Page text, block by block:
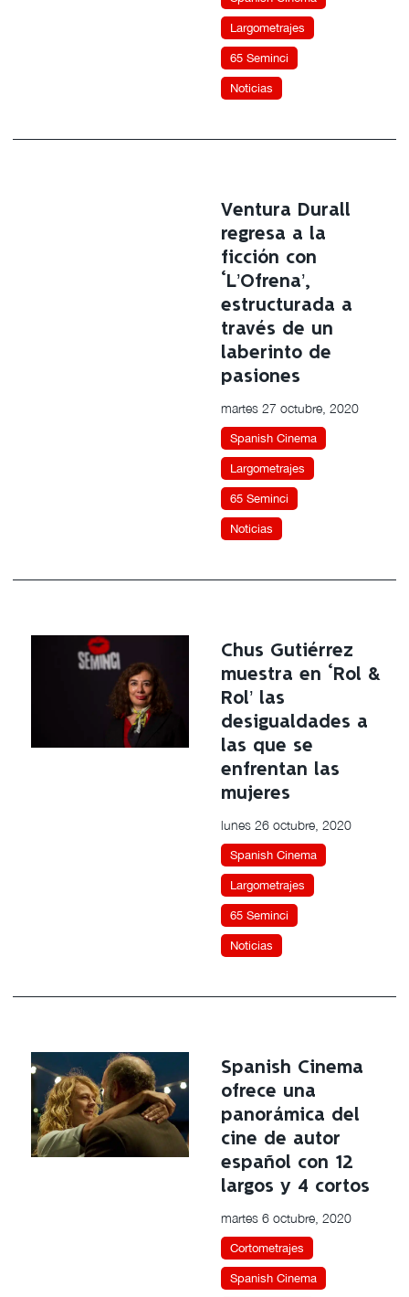
Largometrajes
65 Seminci
Noticias
Ventura Durall
regresa a la
ficción con
‘L’Ofrena’,
estructurada a
través de un
laberinto de
pasiones
martes 27 octubre, 2020
Spanish Cinema
Largometrajes
65 Seminci
Noticias
Chus Gutiérrez
muestra en ‘Rol &
Rol’ las
desigualdades a
las que se
enfrentan las
mujeres
lunes 26 octubre, 2020
Spanish Cinema
Largometrajes
65 Seminci
Noticias
Spanish Cinema
ofrece una
panorámica del
cine de autor
español con 12
largos y 4 cortos
martes 6 octubre, 2020
Cortometrajes
Spanish Cinema